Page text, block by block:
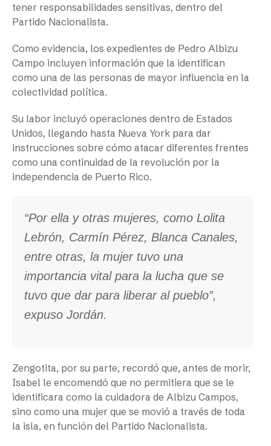
tener responsabilidades sensitivas, dentro del
Partido Nacionalista.
Como evidencia, los expedientes de Pedro Albizu
Campo incluyen información que la identifican
como una de las personas de mayor influencia en la
colectividad política.
Su labor incluyó operaciones dentro de Estados
Unidos, llegando hasta Nueva York para dar
instrucciones sobre cómo atacar diferentes frentes
como una continuidad de la revolución por la
independencia de Puerto Rico.
“Por ella y otras mujeres, como Lolita
Lebrón, Carmín Pérez, Blanca Canales,
entre otras, la mujer tuvo una
importancia vital para la lucha que se
tuvo que dar para liberar al pueblo”,
expuso Jordán.
Zengotita, por su parte, recordó que, antes de morir,
Isabel le encomendó que no permitiera que se le
identificara como la cuidadora de Albizu Campos,
sino como una mujer que se movió a través de toda
la isla, en función del Partido Nacionalista.